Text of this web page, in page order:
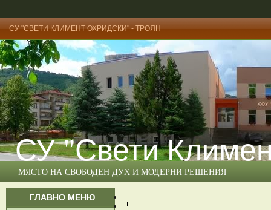
СУ "СВЕТИ КЛИМЕНТ ОХРИДСКИ" - ТРОЯН
СУ "Свети
МЯСТО НА СВОБОДЕН ДУХ И МОДЕРНИ РЕШЕНИЯ
ГЛАВНО МЕНЮ